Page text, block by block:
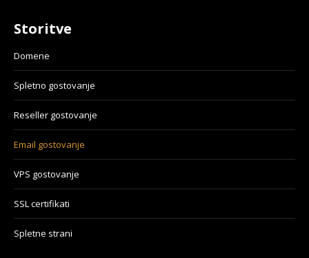
Storitve
Domene
Spletno gostovanje
Reseller gostovanje
Email gostovanje
VPS gostovanje
SSL certifikati
Spletne strani